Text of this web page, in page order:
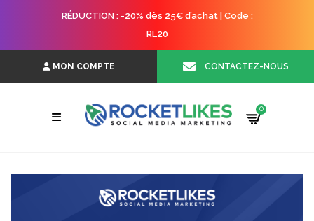
RÉDUCTION : -20% dès 25€ d’achat | Code :
RL20
MON COMPTE CONTACTEZ-NOUS
0